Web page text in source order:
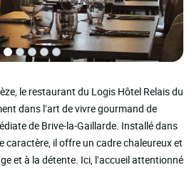
le restaurant du Logis Hôtel Relais du
dans l’art de vivre gourmand de
de Brive-la-Gaillarde. Installé dans
caractère, il offre un cadre chaleureux et
et à la détente. Ici, l’accueil attentionné